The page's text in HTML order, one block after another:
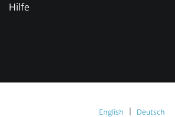
Hilfe
English Deutsch